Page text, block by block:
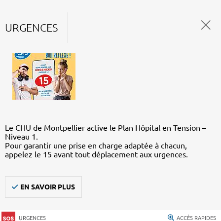
URGENCES
Le CHU de Montpellier active le Plan Hôpital en Tension –
Niveau 1.
Pour garantir une prise en charge adaptée à chacun,
appelez le 15 avant tout déplacement aux urgences.
EN SAVOIR PLUS
URGENCES ACCÈS RAPIDES